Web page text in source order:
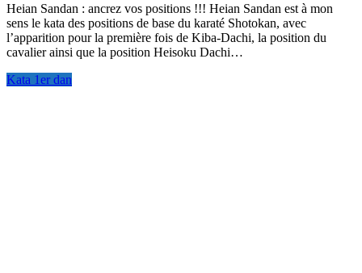
Heian Sandan : ancrez vos positions !!! Heian Sandan est à mon
sens le kata des positions de base du karaté Shotokan, avec
l’apparition pour la première fois de Kiba-Dachi, la position du
cavalier ainsi que la position Heisoku Dachi…
Kata 1er dan